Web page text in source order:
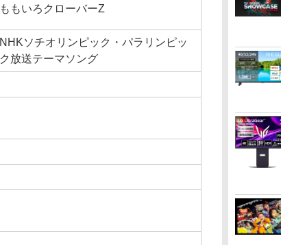
ももいろクローバーZ
NHKソチオリンピック・パラリンピッ
ク放送テーマソング